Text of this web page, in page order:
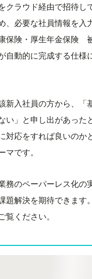
クラウド経由で招待し
、必要な社員情報を入
保険・厚生年金保険
自動的に完成する仕様
新入社員の方から、「
い」と申し出があった
対応をすれば良いのか
マです。
務のペーパーレス化の
題解決を期待できます
覧ください。